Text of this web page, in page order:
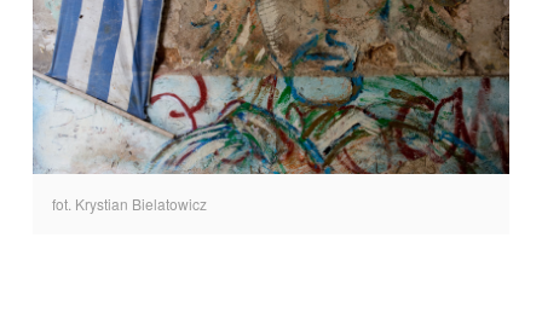
fot. Krystian Bielatowicz